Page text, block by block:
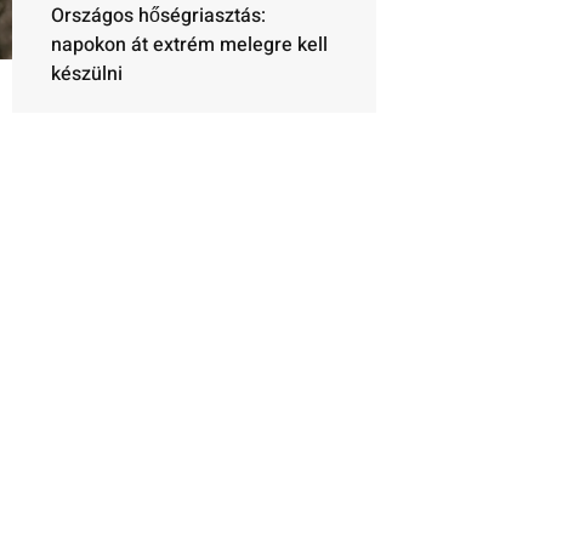
Országos hőségriasztás:
napokon át extrém melegre kell
készülni